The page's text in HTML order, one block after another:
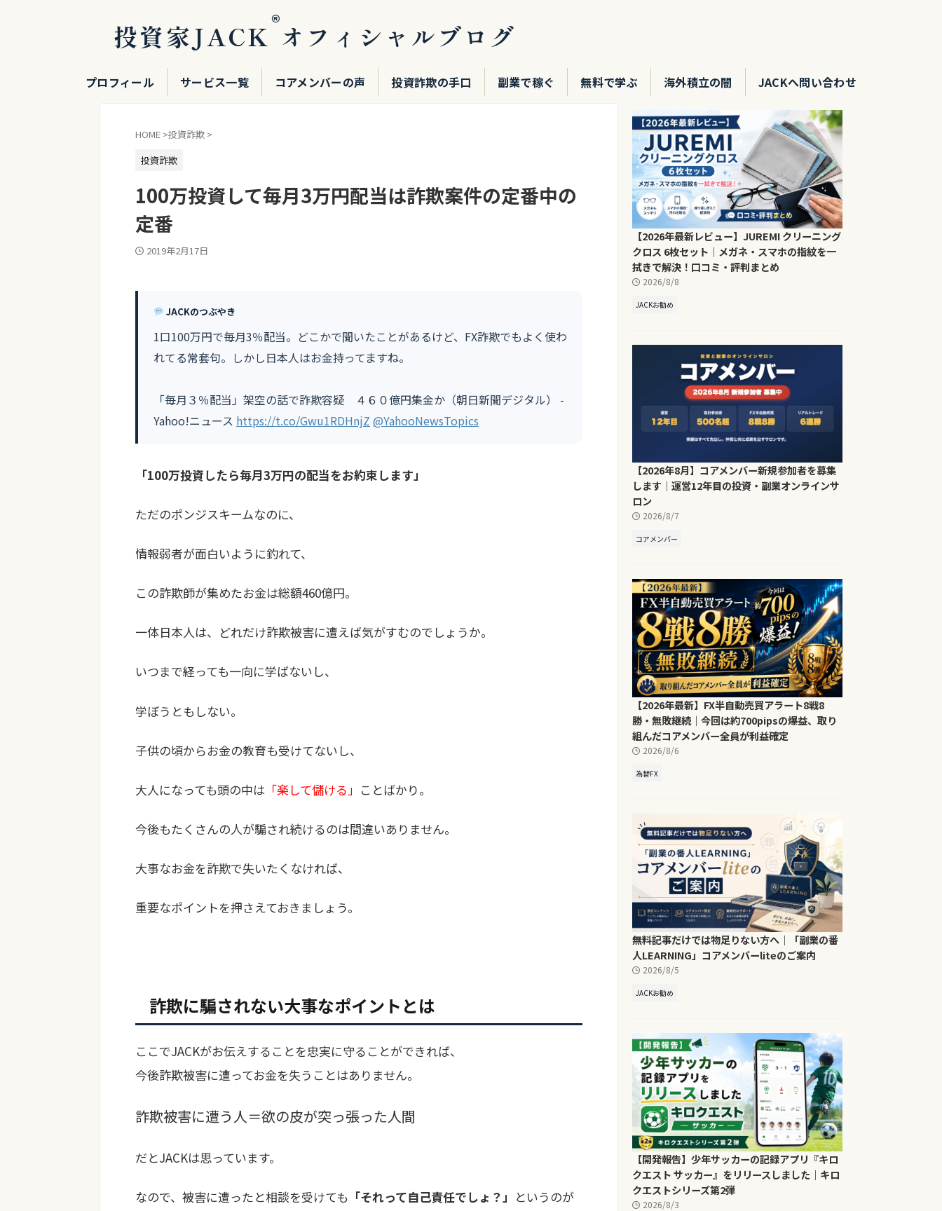
投資家JACK®オフィシャルブログ
プロフィール サービス一覧 コアメンバーの声 投資詐欺の手口 副業で稼ぐ 無料で学ぶ 海外積立の闇 JACKへ問い合わせ
HOME >投資詐欺 >
投資詐欺
100万投資して毎月3万円配当は詐欺案件の定番中の
定番
2019年2月17日
JACKのつぶやき
1口100万円で毎月3％配当。どこかで聞いたことがあるけど、FX詐欺でもよく使わ
れてる常套句。しかし日本人はお金持ってますね。
「毎月３％配当」架空の話で詐欺容疑 ４６０億円集金か（朝日新聞デジタル） -
Yahoo!ニュース https://t.co/Gwu1RDHnjZ @YahooNewsTopics
「100万投資したら毎月3万円の配当をお約束します」
ただのポンジスキームなのに、
情報弱者が面白いように釣れて、
この詐欺師が集めたお金は総額460億円。
一体日本人は、どれだけ詐欺被害に遭えば気がすむのでしょうか。
いつまで経っても一向に学ばないし、
学ぼうともしない。
子供の頃からお金の教育も受けてないし、
大人になっても頭の中は 「楽して儲ける」 ことばかり。
今後もたくさんの人が騙され続けるのは間違いありません。
大事なお金を詐欺で失いたくなければ、
重要なポイントを押さえておきましょう。
詐欺に騙されない大事なポイントとは
ここでJACKがお伝えすることを忠実に守ることができれば、
今後詐欺被害に遭ってお金を失うことはありません。
詐欺被害に遭う人＝欲の皮が突っ張った人間
だとJACKは思っています。
なので、被害に遭ったと相談を受けても 「それって自己責任でしょ？」 というのが
【2026年最新レビュー】JUREMI クリーニング
クロス 6枚セット｜メガネ・スマホの指紋を一
拭きで解決！口コミ・評判まとめ
2026/8/8
JACKお勧め
【2026年8月】コアメンバー新規参加者を募集
します｜運営12年目の投資・副業オンラインサ
ロン
2026/8/7
コアメンバー
【2026年最新】FX半自動売買アラート8戦8
勝・無敗継続｜今回は約700pipsの爆益、取り
組んだコアメンバー全員が利益確定
2026/8/6
為替FX
無料記事だけでは物足りない方へ｜「副業の番
人LEARNING」コアメンバーliteのご案内
2026/8/5
JACKお勧め
【開発報告】少年サッカーの記録アプリ『キロ
クエスト サッカー』をリリースしました｜キロ
クエストシリーズ第2弾
2026/8/3